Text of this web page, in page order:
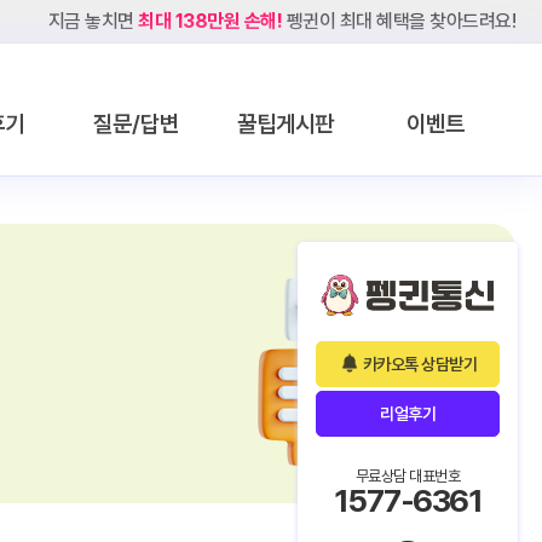
지금 놓치면 최대 138만원 손해! 펭귄이 최대 혜택을 찾아드려요!
질문/답변 꿀팁게시판 이벤트
카카오톡 상담받기
리얼후기
무료상담 대표번호
1577-6361